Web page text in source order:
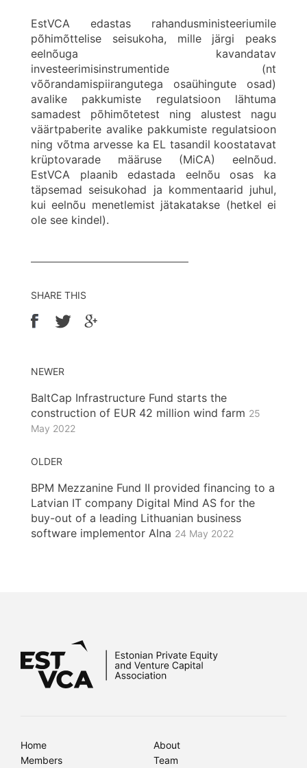
EstVCA edastas rahandusministeeriumile
põhimõttelise seisukoha, mille järgi peaks
eelnõuga kavandatav
investeerimisinstrumentide (nt
võõrandamispiirangutega osaühingute osad)
avalike pakkumiste regulatsioon lähtuma
samadest põhimõtetest ning alustest nagu
väärtpaberite avalike pakkumiste regulatsioon
ning võtma arvesse ka EL tasandil koostatavat
krüptovarade määruse (MiCA) eelnõud.
EstVCA plaanib edastada eelnõu osas ka
täpsemad seisukohad ja kommentaarid juhul,
kui eelnõu menetlemist jätakatakse (hetkel ei
ole see kindel).
SHARE THIS
NEWER
BaltCap Infrastructure Fund starts the
construction of EUR 42 million wind farm 25
May 2022
OLDER
BPM Mezzanine Fund II provided financing to a
Latvian IT company Digital Mind AS for the
buy-out of a leading Lithuanian business
software implementor Alna 24 May 2022
Home
About
Members
Team